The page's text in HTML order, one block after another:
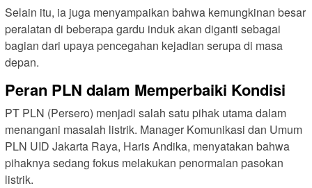
Selain itu, ia juga menyampaikan bahwa kemungkinan besar
peralatan di beberapa gardu induk akan diganti sebagai
bagian dari upaya pencegahan kejadian serupa di masa
depan.
Peran PLN dalam Memperbaiki Kondisi
PT PLN (Persero) menjadi salah satu pihak utama dalam
menangani masalah listrik. Manager Komunikasi dan Umum
PLN UID Jakarta Raya, Haris Andika, menyatakan bahwa
pihaknya sedang fokus melakukan penormalan pasokan
listrik.